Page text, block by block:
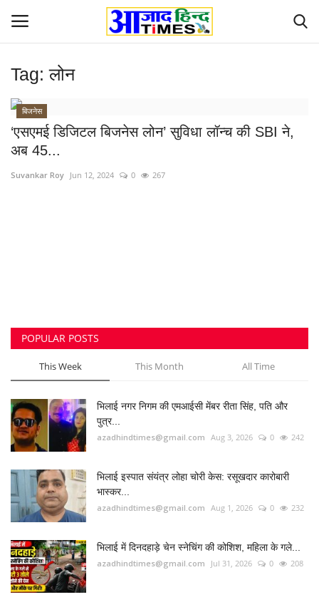
Login
Home
मनोरंजन
सेहत
धर्म
करियर
राशिफल
खेल
बिजनेस
Tag: लोन
बिजनेस
‘एसएमई डिजिटल बिजनेस लोन’ सुविधा लॉन्च की SBI ने,
अब 45...
Suvankar Roy Jun 12, 2024 0 267
POPULAR POSTS
This Week This Month All Time
भिलाई नगर निगम की एमआईसी मेंबर रीता सिंह, पति और
पुत्र...
azadhindtimes@gmail.com Aug 3, 2026 0 242
भिलाई इस्पात संयंत्र लोहा चोरी केस: रसूखदार कारोबारी
भास्कर...
azadhindtimes@gmail.com Aug 1, 2026 0 232
भिलाई में दिनदहाड़े चेन स्नेचिंग की कोशिश, महिला के गले...
azadhindtimes@gmail.com Jul 31, 2026 0 208